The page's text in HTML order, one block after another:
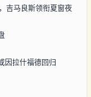
吉马良斯领衔夏窗夜
因拉什福德回归